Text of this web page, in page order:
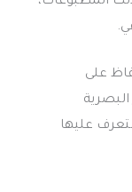
على
عليها